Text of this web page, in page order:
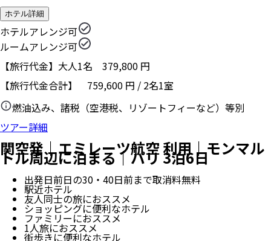
ホテル詳細
ホテルアレンジ可
ルームアレンジ可
【旅行代金】大人1名 379,800 円
【旅行代金合計】 759,600 円 / 2名1室
燃油込み、諸税（空港税、リゾートフィーなど）等別
ツアー詳細
関空発｜エミレーツ航空 利用｜モンマル
トル周辺に泊まる｜パリ 3泊6日
出発日前日の30・40日前まで取消料無料
駅近ホテル
友人同士の旅におススメ
ショッピングに便利なホテル
ファミリーにおススメ
1人旅におススメ
街歩きに便利なホテル